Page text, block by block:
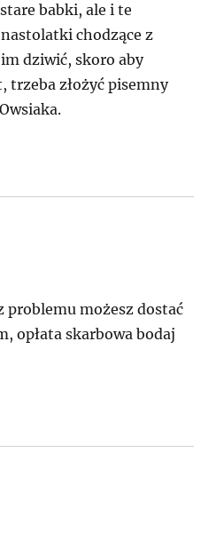
babki, ale i te
chodzące z
dziwić, skoro aby
trzeba złożyć pisemny
problemu możesz dostać
opłata skarbowa bodaj